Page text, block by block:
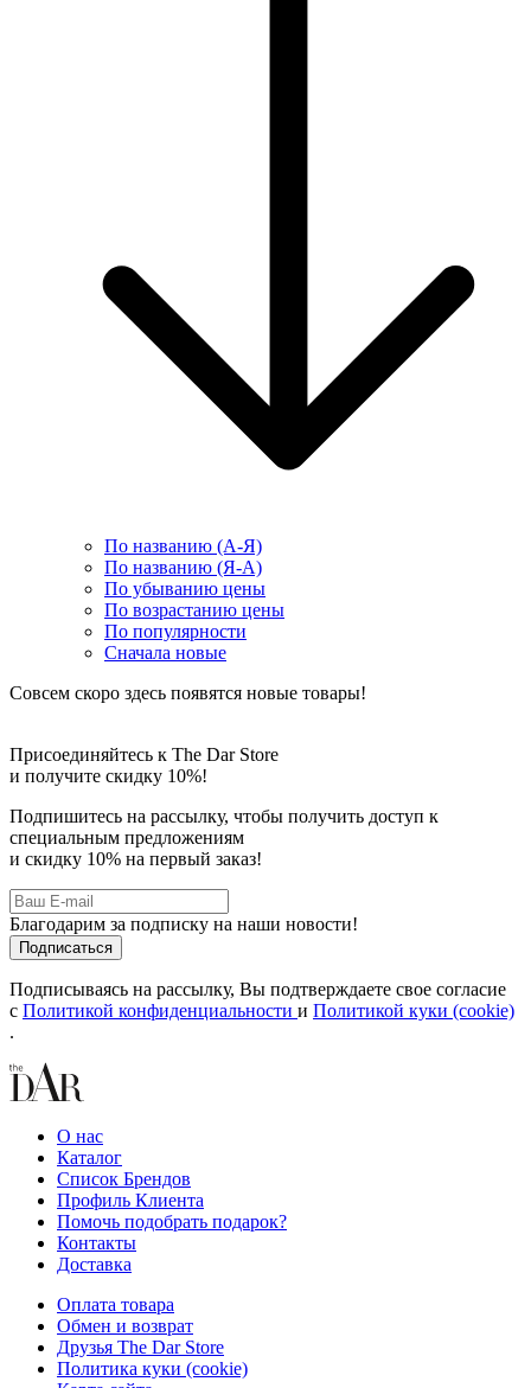
По названию (А-Я)
По названию (Я-А)
По убыванию цены
По возрастанию цены
По популярности
Сначала новые
Совсем скоро здесь появятся новые товары!
Присоединяйтесь к The Dar Store
и получите скидку 10%!
Подпишитесь на рассылку, чтобы получить доступ к
специальным предложениям
и скидку 10% на первый заказ!
Благодарим за подписку на наши новости!
Подписываясь на рассылку, Вы подтверждаете свое согласие
с Политикой конфиденциальности и Политикой куки (cookie)
.
О нас
Каталог
Список Брендов
Профиль Клиента
Помочь подобрать подарок?
Контакты
Доставка
Оплата товара
Обмен и возврат
Друзья The Dar Store
Политика куки (cookie)